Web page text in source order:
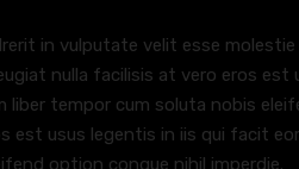
in vulputate velit esse
nulla facilisis at vero eros
liber tempor cum soluta nobis
est usus legentis in iis qui facit
option congue nihil imperdie.